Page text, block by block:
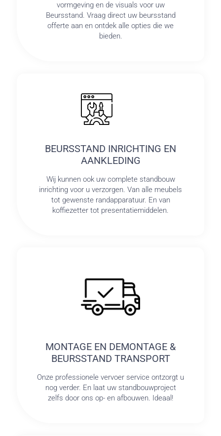
vormgeving en de visuals voor uw
Beursstand. Vraag direct uw beursstand
offerte aan en ontdek alle opties die we
bieden.
BEURSSTAND INRICHTING EN
AANKLEDING
Wij kunnen ook uw complete standbouw
inrichting voor u verzorgen. Van alle meubels
tot gewenste randapparatuur. En van
koffiezetter tot presentatiemiddelen.
MONTAGE EN DEMONTAGE &
BEURSSTAND TRANSPORT
Onze professionele vervoer service ontzorgt u
nog verder. En laat uw standbouwproject
zelfs door ons op- en afbouwen. Ideaal!